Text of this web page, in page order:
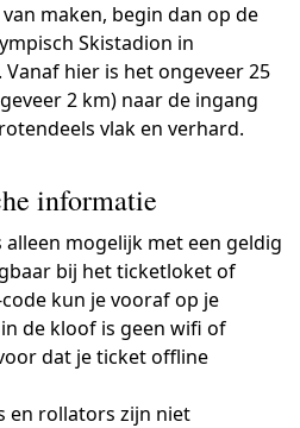
maken, begin dan op de
Skistadion in
hier is het ongeveer 25
2 km) naar de ingang
vlak en verhard.
informatie
mogelijk met een geldig
bij het ticketloket of
kun je vooraf op je
de kloof is geen wifi of
dat je ticket offline
en rollators zijn niet